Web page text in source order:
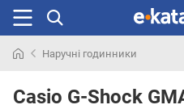
раніше
Наручні годинники
Casio G-Shock